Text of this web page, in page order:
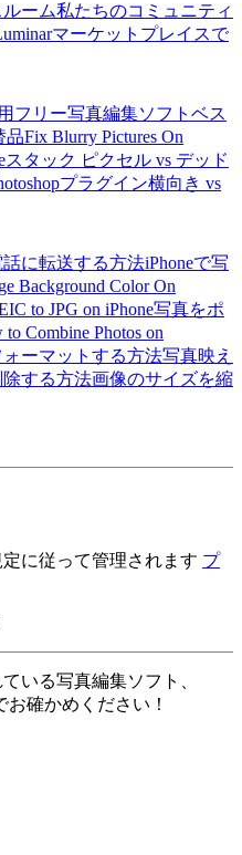
ーム私たちのコミュニティ
マーケットプレイスで
フリー写真編集ソフトベス
品Fix Blurry Pictures On
スタック ピクセル vs デッド
プラグイン横向き vs
に転送する方法iPhoneで写
Background Color On
to JPG on iPhone写真をポ
to Combine Photos on
ーマットする方法写真映え
する方法画像のサイズを縮
に従って管理されます プ
いる写真編集ソフト、
お確かめください！